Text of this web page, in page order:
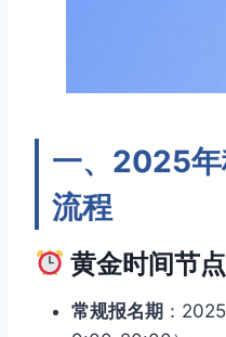
一、2025年
流程
黄金时间节点
常规报名期 ：